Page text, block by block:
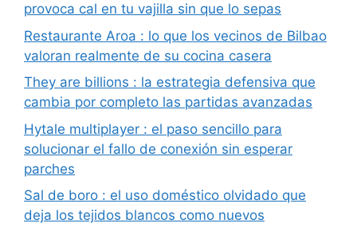
provoca cal en tu vajilla sin que lo sepas
Restaurante Aroa : lo que los vecinos de Bilbao
valoran realmente de su cocina casera
They are billions : la estrategia defensiva que
cambia por completo las partidas avanzadas
Hytale multiplayer : el paso sencillo para
solucionar el fallo de conexión sin esperar
parches
Sal de boro : el uso doméstico olvidado que
deja los tejidos blancos como nuevos